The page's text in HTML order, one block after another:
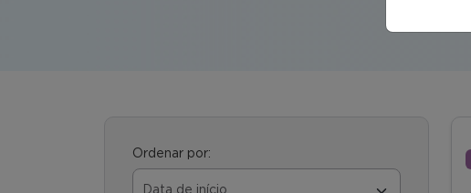
Ordenar por: